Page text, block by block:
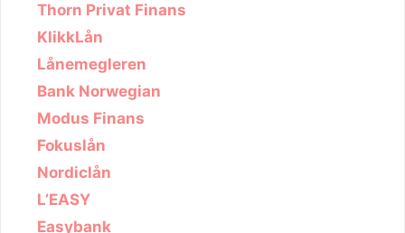
Thorn Privat Finans
KlikkLån
Lånemegleren
Bank Norwegian
Modus Finans
Fokuslån
Nordiclån
L’EASY
Easybank